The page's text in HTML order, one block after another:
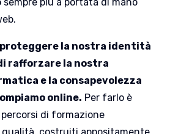
proteggere la nostra identità
rafforzare la nostra
e la consapevolezza
online. Per farlo è
di formazione